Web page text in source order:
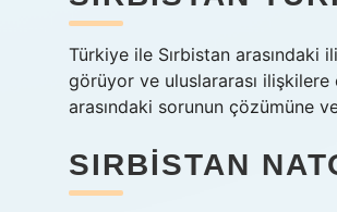
Türkiye ile Sırbistan arasındaki
görüyor ve uluslararası ilişkilere
arasındaki sorunun çözümüne
SIRBISTAN